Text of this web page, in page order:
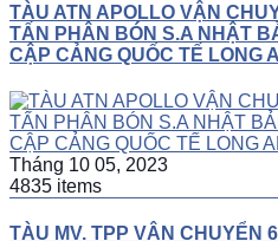
TÀU ATN APOLLO VẬN
TẤN PHÂN BÓN S.A NHẬT
CẬP CẢNG QUỐC TẾ LONG
Tháng 10 05, 2023
4835 items
TÀU MV. TPP VẬN CHUYỂN